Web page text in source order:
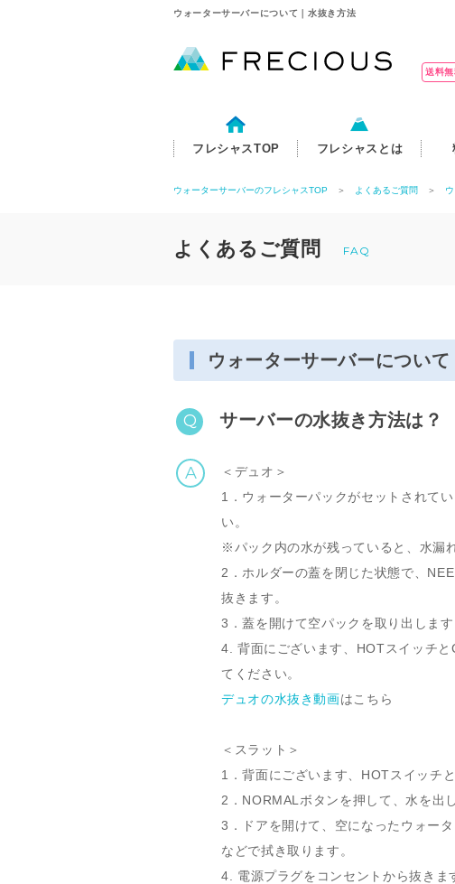
ウォーターサーバーについて｜水抜き方法
送料無
フレシャスTOP フレシャスとは
ウォーターサーバーのフレシャスTOP ＞ よくあるご質問 ＞
よくあるご質問 FAQ
ウォーターサーバーについて
Q サーバーの水抜き方法は？
A
＜デュオ＞
1．ウォーターパックがセットされて
い。
※パック内の水が残っていると、水漏
2．ホルダーの蓋を閉じた状態で、
抜きます。
3．蓋を開けて空パックを取り出します
4. 背面にございます、HOTスイッチ
てください。
デュオの水抜き動画はこちら
＜スラット＞
1．背面にございます、HOTスイッチ
2．NORMALボタンを押して、水を出
3．ドアを開けて、空になったウォー
などで拭き取ります。
4. 電源プラグをコンセントから抜きま